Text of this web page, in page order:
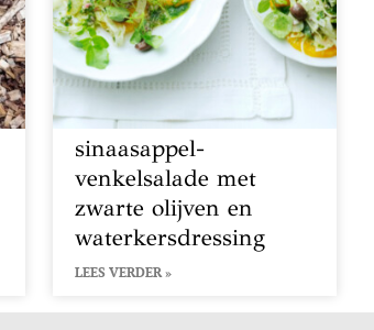
sinaasappel-
venkelsalade met
zwarte olijven en
waterkersdressing
LEES VERDER »